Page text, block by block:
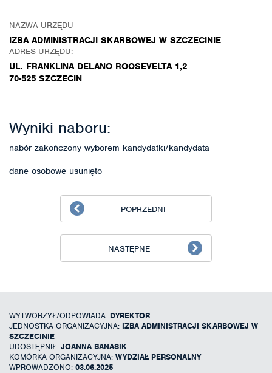
NAZWA URZĘDU
IZBA ADMINISTRACJI SKARBOWEJ W SZCZECINIE
ADRES URZĘDU:
UL. FRANKLINA DELANO ROOSEVELTA 1,2
70-525 SZCZECIN
Wyniki naboru:
nabór zakończony wyborem kandydatki/kandydata
dane osobowe usunięto
POPRZEDNI
NASTĘPNE
WYTWORZYŁ/ODPOWIADA: DYREKTOR
JEDNOSTKA ORGANIZACYJNA: IZBA ADMINISTRACJI SKARBOWEJ W
SZCZECINIE
UDOSTĘPNIŁ: JOANNA BANASIK
KOMÓRKA ORGANIZACYJNA: WYDZIAŁ PERSONALNY
WPROWADZONO: 03.06.2025